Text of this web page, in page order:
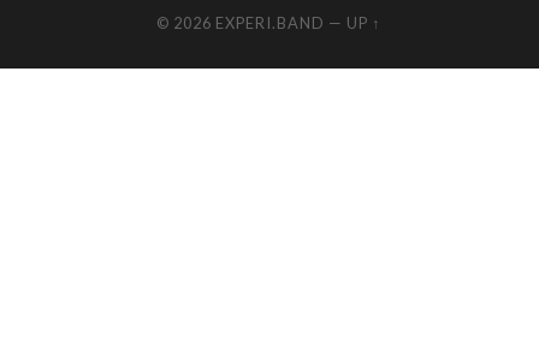
© 2026 EXPERI.BAND — UP ↑